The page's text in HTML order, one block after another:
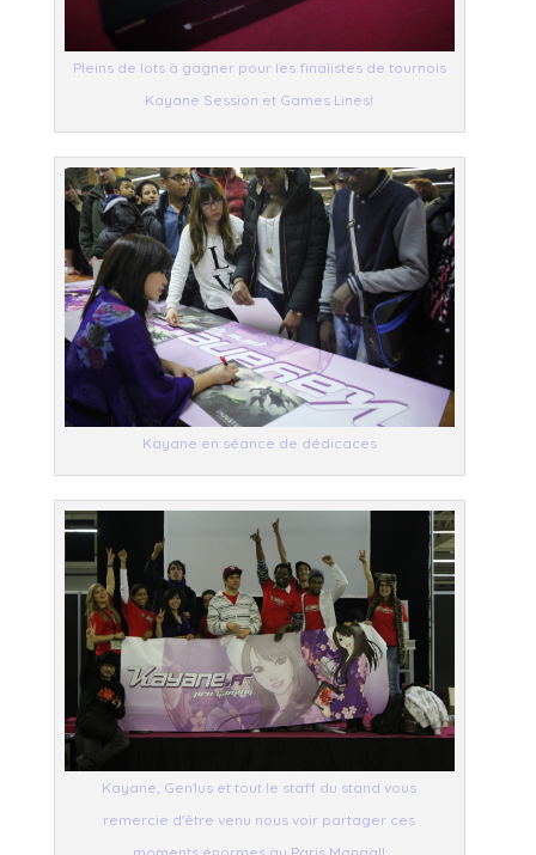
Pleins de lots à gagner pour les finalistes de tournois
Kayane Session et Games Lines!
Kayane en séance de dédicaces
Kayane, Gen1us et tout le staff du stand vous
remercie d'être venu nous voir partager ces